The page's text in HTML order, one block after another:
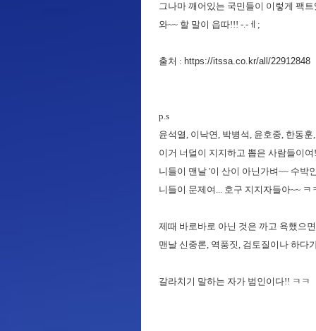
그나마 깨어있는 국민들이 이렇게 팩
와~~ 할 말이 읍따!!! -.-ㅔ;
출처 : https://itssa.co.kr/all/22912848
p.s
윤석열, 이낙연, 박병석, 윤호중, 한동
이거 너덜이 지지하고 뽑은 사람들이
니들이 맨날 '이 산이 아닌가벼~~ 수박
니들이 문제여... 호구 지지자들아~~ ㅋ
제때 바로바로 아닌 것은 까고 욕했으
맨날 신중론, 역풍짓, 검토질이나 하다
갈라치기 말하는 자가 범인이다!! ㅋㅋ